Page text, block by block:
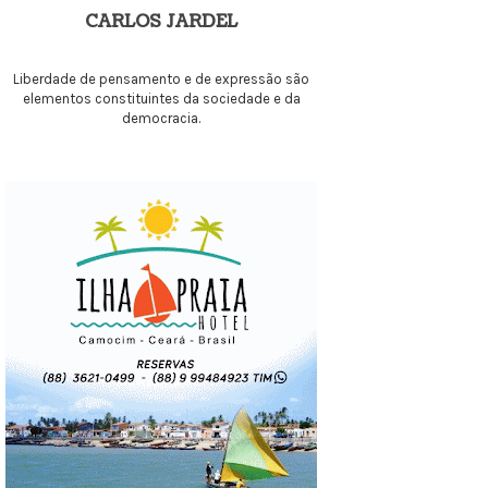
CARLOS JARDEL
Liberdade de pensamento e de expressão são
elementos constituintes da sociedade e da
democracia.